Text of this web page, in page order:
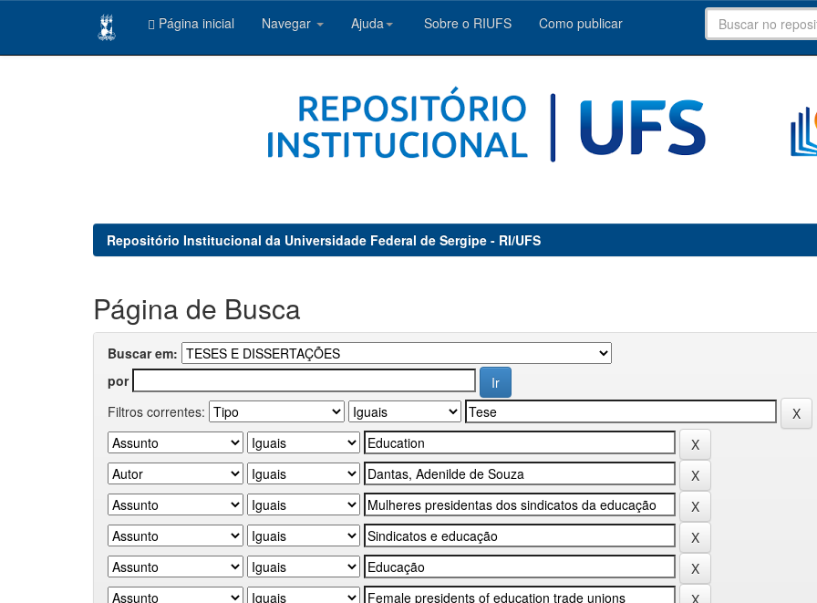
Página inicial Navegar Ajuda Sobre o RIUFS Como publicar
Repositório Institucional da Universidade Federal de Sergipe - RI/UFS
Página de Busca
Buscar em:
por
Filtros correntes: